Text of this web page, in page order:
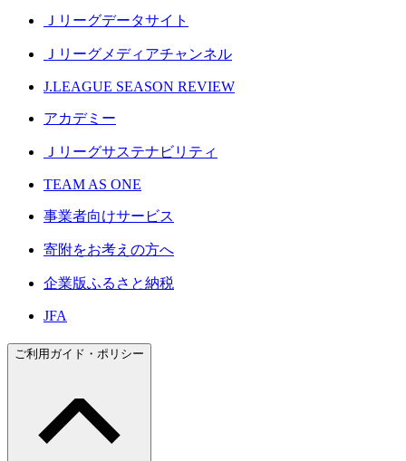
Ｊリーグデータサイト
Ｊリーグメディアチャンネル
J.LEAGUE SEASON REVIEW
アカデミー
Ｊリーグサステナビリティ
TEAM AS ONE
事業者向けサービス
寄附をお考えの方へ
企業版ふるさと納税
JFA
ご利用ガイド・ポリシー